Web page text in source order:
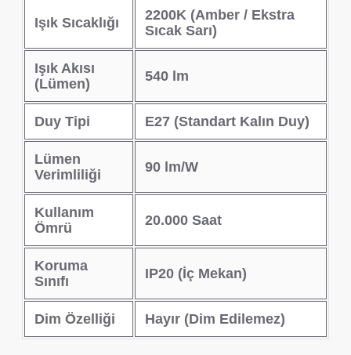
Işık Sıcaklığı
2200K (Amber / Ekstra
Sıcak Sarı)
Işık Akısı
(Lümen)
540 lm
Duy Tipi E27 (Standart Kalın Duy)
Lümen
Verimliliği
90 lm/W
Kullanım
Ömrü
20.000 Saat
Koruma
Sınıfı
IP20 (İç Mekan)
Dim Özelliği Hayır (Dim Edilemez)